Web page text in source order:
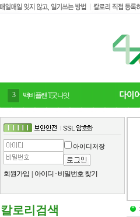
4 감말랭이
아이디저장
회원가입 아이디 · 비밀번호 찾기
칼로리검색